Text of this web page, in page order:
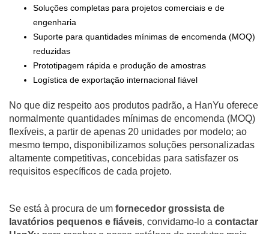
Soluções completas para projetos comerciais e de
engenharia
Suporte para quantidades mínimas de encomenda (MOQ)
reduzidas
Prototipagem rápida e produção de amostras
Logística de exportação internacional fiável
No que diz respeito aos produtos padrão, a HanYu oferece
normalmente quantidades mínimas de encomenda (MOQ)
flexíveis, a partir de apenas 20 unidades por modelo; ao
mesmo tempo, disponibilizamos soluções personalizadas
altamente competitivas, concebidas para satisfazer os
requisitos específicos de cada projeto.
Se está à procura de um fornecedor grossista de
lavatórios pequenos e fiáveis, convidamo-lo a contactar